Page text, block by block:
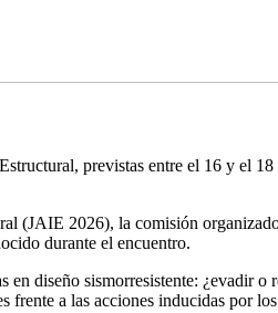
previstas entre el 16 y el
(JAIE 2026), la comisión
durante el encuentro.
diseño sismorresistente: ¿evadir
frente a las acciones inducidas por